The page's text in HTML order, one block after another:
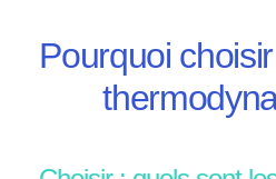
Pourquoi